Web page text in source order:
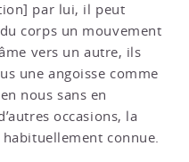
par lui, il peut
corps un mouvement
vers un autre, ils
une angoisse comme
nous sans en
occasions, la
connue.